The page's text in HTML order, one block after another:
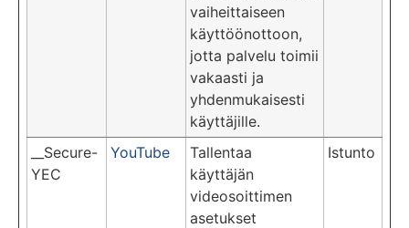
vaiheittaiseen
käyttöönottoon,
jotta palvelu toimii
vakaasti ja
yhdenmukaisesti
käyttäjille.
__Secure-
YEC
YouTube
Tallentaa
käyttäjän
videosoittimen
asetukset
Istunto